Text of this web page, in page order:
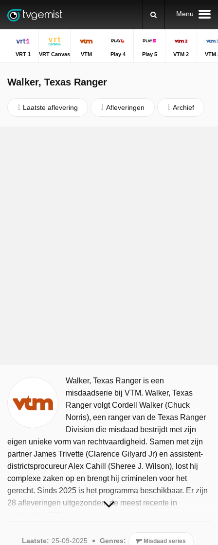
Menu
VRT 1 VRT Canvas VTM Play 4 Play 5 VTM 2 VTM
Walker, Texas Ranger
Laatste aflevering Afleveringen Archief
Walker, Texas Ranger is een
misdaadserie bij VTM. Walker, Texas
Ranger volgt Cordell Walker (Chuck
Norris), een ranger van de Texas Ranger
Division die misdaad bestrijdt met zijn
eigen unieke vorm van rechtvaardigheid. Samen met zijn
partner James Trivette (Clarence Gilyard Jr) en assistent-
districtsprocureur Alex Cahill (Sheree J. Wilson), lost hij
complexe zaken op en brengt hij criminelen voor het
gerecht. Sinds 2025 is het programma beschikbaar. Er zijn
28 afleveringen uitgezonden, de meest recente in
Laatste: 25-09-2025 Genres: Misdaad series